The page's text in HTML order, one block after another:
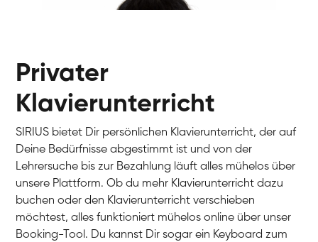
Charlotte
Klavier / Piano / Flügel
Privater
Klavierunterricht
SIRIUS bietet Dir persönlichen Klavierunterricht, der auf
Deine Bedürfnisse abgestimmt ist und von der
Lehrersuche bis zur Bezahlung läuft alles mühelos über
unsere Plattform. Ob du mehr Klavierunterricht dazu
buchen oder den Klavierunterricht verschieben
möchtest, alles funktioniert mühelos online über unser
Booking-Tool. Du kannst Dir sogar ein Keyboard zum